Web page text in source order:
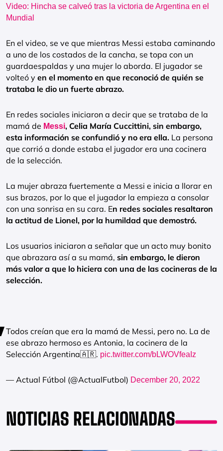
Video: Hincha se calveó tras la victoria de Argentina en el
Mundial
En el video, se ve que mientras Messi estaba caminando
a uno de los costados de la cancha, se topa con un
guardaespaldas y una mujer lo aborda. El jugador se
volteó y en el momento en que reconoció de quién se
trataba le dio un fuerte abrazo.
En redes sociales iniciaron a decir que se trataba de la
mamá de Messi, Celia María Cuccittini, sin embargo,
esta información se confundió y no era ella. La persona
que corrió a donde estaba el jugador era una cocinera
de la selección.
La mujer abraza fuertemente a Messi e inicia a llorar en
sus brazos, por lo que el jugador la empieza a consolar
con una sonrisa en su cara. En redes sociales resaltaron
la actitud de Lionel, por la humildad que demostró.
Los usuarios iniciaron a señalar que un acto muy bonito
que abrazara así a su mamá, sin embargo, le dieron
más valor a que lo hiciera con una de las cocineras de la
selección.
Todos creían que era la mamá de Messi, pero no. La de
ese abrazo hermoso es Antonia, la cocinera de la
Selección Argentina🇦🇷. pic.twitter.com/bLWOVfeaIz
— Actual Fútbol (@ActualFutbol) December 20, 2022
NOTICIAS RELACIONADAS